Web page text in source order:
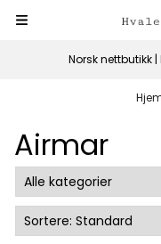
Hopp til innhold
Norsk nettbutikk
Airmar